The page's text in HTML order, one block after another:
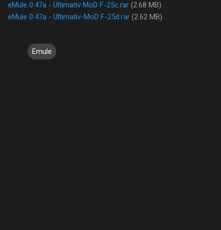
eMule 0.47a - Ultimativ MoD F-25c.rar (2.68 MB)
eMule 0.47a - Ultimativ-MoD F-25d.rar (2.62 MB)
Emule